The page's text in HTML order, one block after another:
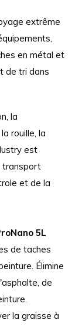
extrême
en métal et
de tri dans
la
rouille, la
est
transport
et de la
5L
de taches
Élimine
de
la graisse à